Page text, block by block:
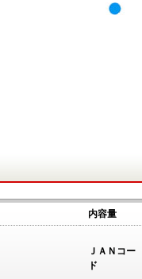
内容量
ＪＡＮコー
ド